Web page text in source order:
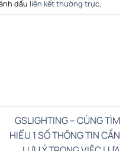
dấu liên kết thường trực.
GSLIGHTING – CÙNG TÌM
HIỂU 1 SỐ THÔNG TIN CẦN